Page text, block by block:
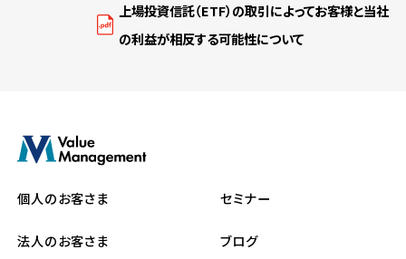
上場投資信託（ETF）の取引によってお客様と当社
の利益が相反する可能性について
個人のお客さま
法人のお客さま
セミナー
ブログ